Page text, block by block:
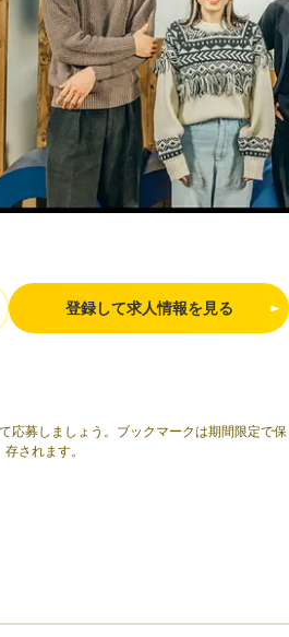
お問い合わせ
資料ダウンロード
検討企業様へ
登録して求人情報を見る
応募しましょう。ブックマークは期間限定で保
存されます。